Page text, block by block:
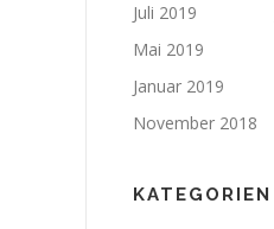
Juli 2019
Mai 2019
Januar 2019
November 2018
KATEGORIEN